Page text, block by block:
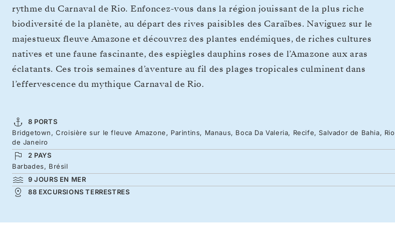
rythme du Carnaval de Rio. Enfoncez-vous dans la région jouissant de la plus riche
biodiversité de la planète, au départ des rives paisibles des Caraïbes. Naviguez sur le
majestueux fleuve Amazone et découvrez des plantes endémiques, de riches cultures
natives et une faune fascinante, des espiègles dauphins roses de l’Amazone aux aras
éclatants. Ces trois semaines d’aventure au fil des plages tropicales culminent dans
l’effervescence du mythique Carnaval de Rio.
8 PORTS
Bridgetown, Croisière sur le fleuve Amazone, Parintins, Manaus, Boca Da Valeria, Recife, Salvador de Bahia, Rio
de Janeiro
2 PAYS
Barbades, Brésil
9 JOURS EN MER
88 EXCURSIONS TERRESTRES